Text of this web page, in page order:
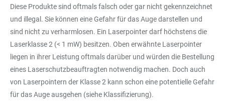
Diese Produkte sind oftmals falsch oder gar nicht gekennzeichnet
und illegal. Sie können eine Gefahr für das Auge darstellen und
sind nicht zu verharmlosen. Ein Laserpointer darf höchstens die
Laserklasse 2 (< 1 mW) besitzen. Oben erwähnte Laserpointer
liegen in ihrer Leistung oftmals darüber und würden die Bestellung
eines Laserschutzbeauftragten notwendig machen. Doch auch
von Laserpointern der Klasse 2 kann schon eine potentielle Gefahr
für das Auge ausgehen (siehe Klassifizierung).